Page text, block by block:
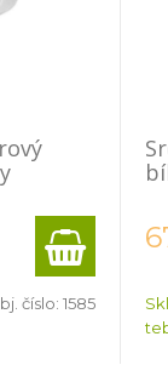
číslo: 1585